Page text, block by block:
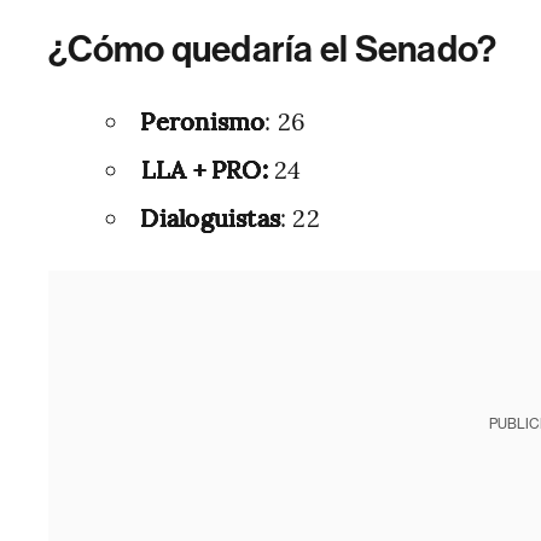
¿Cómo quedaría el Senado?
Peronismo: 26
⁠LLA + PRO:24
Dialoguistas: 22